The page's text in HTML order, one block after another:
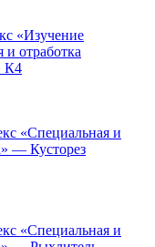
«Изучение
и отработка
К4
«Специальная и
— Кусторез
«Специальная и